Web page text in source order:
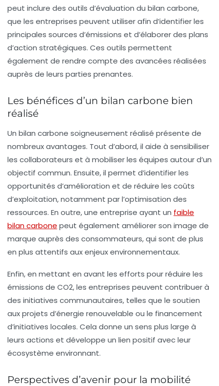
peut inclure des outils d’évaluation du bilan carbone,
que les entreprises peuvent utiliser afin d’identifier les
principales sources d’émissions et d’élaborer des plans
d’action stratégiques. Ces outils permettent
également de rendre compte des avancées réalisées
auprès de leurs parties prenantes.
Les bénéfices d’un bilan carbone bien
réalisé
Un bilan carbone soigneusement réalisé présente de
nombreux avantages. Tout d’abord, il aide à sensibiliser
les collaborateurs et à mobiliser les équipes autour d’un
objectif commun. Ensuite, il permet d’identifier les
opportunités d’amélioration et de réduire les coûts
d’exploitation, notamment par l’optimisation des
ressources. En outre, une entreprise ayant un faible
bilan carbone peut également améliorer son image de
marque auprès des consommateurs, qui sont de plus
en plus attentifs aux enjeux environnementaux.
Enfin, en mettant en avant les efforts pour réduire les
émissions de CO2, les entreprises peuvent contribuer à
des initiatives communautaires, telles que le soutien
aux projets d’énergie renouvelable ou le financement
d’initiatives locales. Cela donne un sens plus large à
leurs actions et développe un lien positif avec leur
écosystème environnant.
Perspectives d’avenir pour la mobilité